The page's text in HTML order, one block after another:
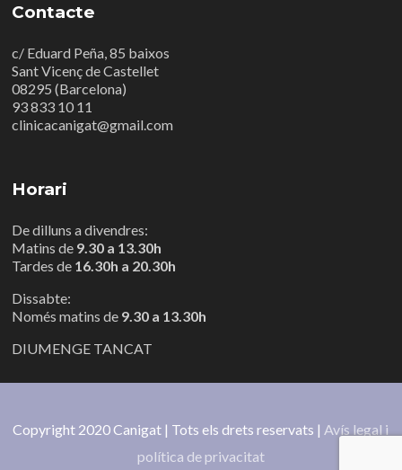
Contacte
c/ Eduard Peña, 85 baixos
Sant Vicenç de Castellet
08295 (Barcelona)
93 833 10 11
clinicacanigat@gmail.com
Horari
De dilluns a divendres:
Matins de 9.30 a 13.30h
Tardes de 16.30h a 20.30h
Dissabte:
Només matins de 9.30 a 13.30h
DIUMENGE TANCAT
Copyright 2020 Canigat | Tots els drets reservats | Avís legal i
política de privacitat